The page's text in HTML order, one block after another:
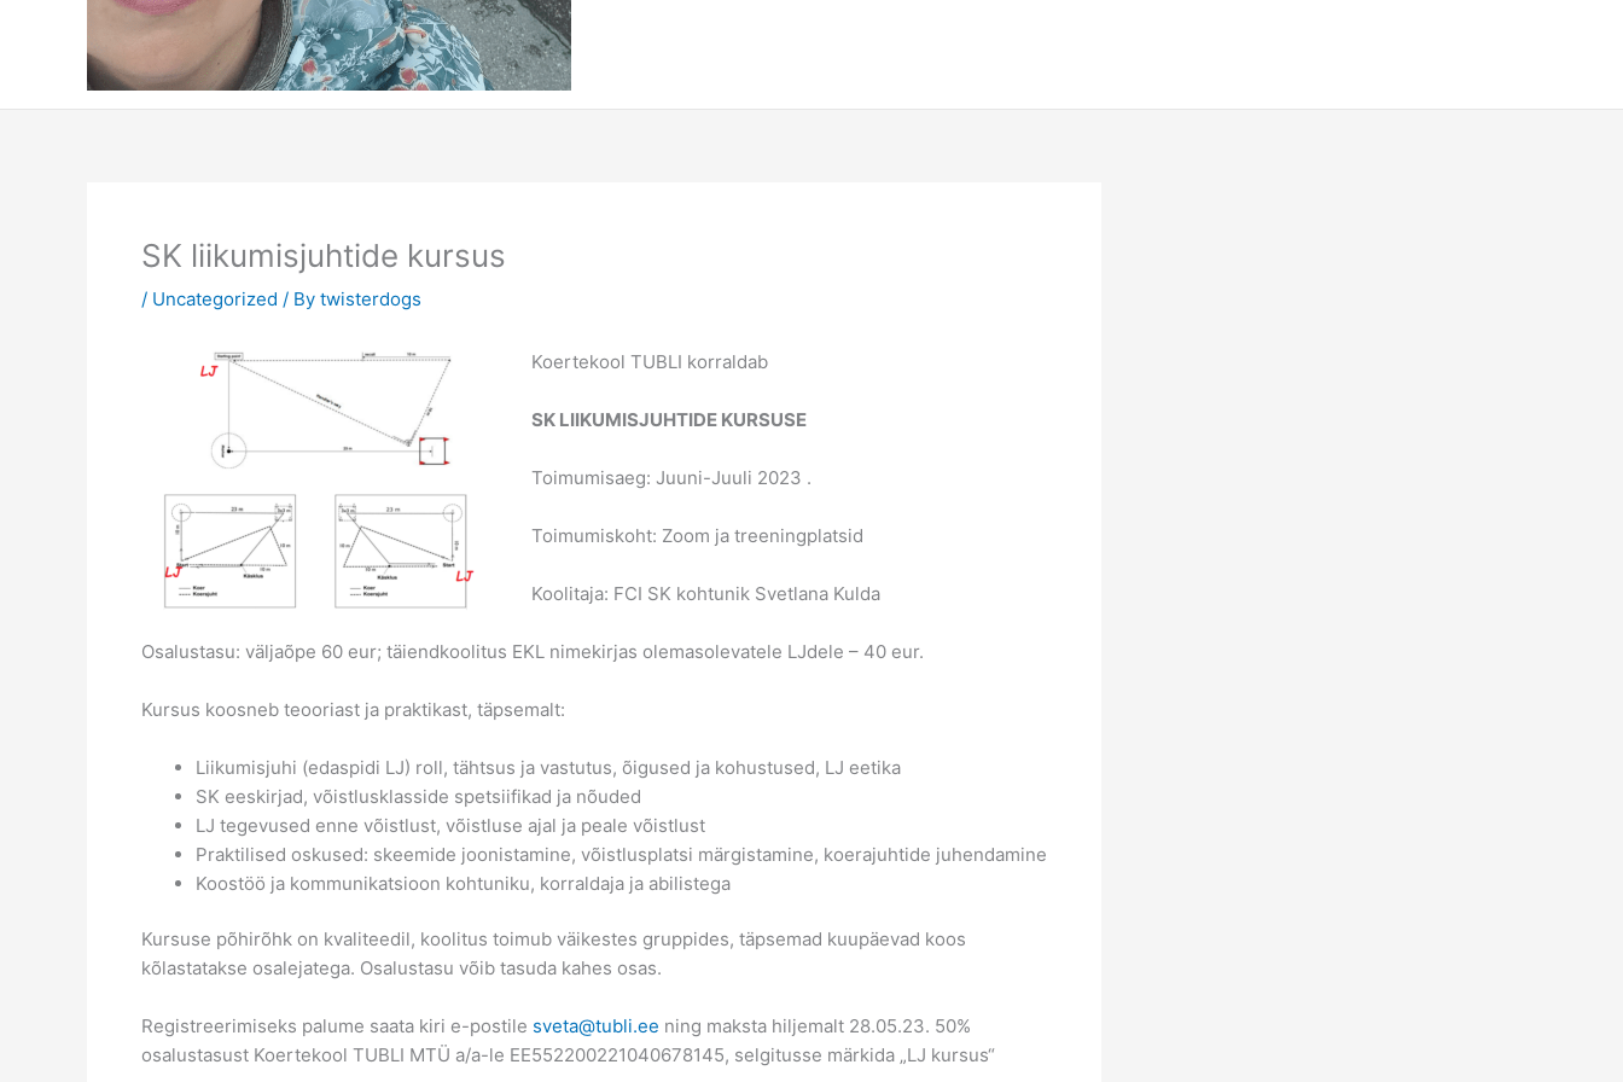
SK liikumisjuhtide kursus
/ Uncategorized / By twisterdogs
Koertekool TUBLI korraldab
SK LIIKUMISJUHTIDE KURSUSE
Toimumisaeg: Juuni-Juuli 2023 .
Toimumiskoht: Zoom ja treeningplatsid
Koolitaja: FCI SK kohtunik Svetlana Kulda
Osalustasu: väljaõpe 60 eur; täiendkoolitus EKL nimekirjas olemasolevatele LJdele – 40 eur.
Kursus koosneb teooriast ja praktikast, täpsemalt:
Liikumisjuhi (edaspidi LJ) roll, tähtsus ja vastutus, õigused ja kohustused, LJ eetika
SK eeskirjad, võistlusklasside spetsiifikad ja nõuded
LJ tegevused enne võistlust, võistluse ajal ja peale võistlust
Praktilised oskused: skeemide joonistamine, võistlusplatsi märgistamine, koerajuhtide juhendamine
Koostöö ja kommunikatsioon kohtuniku, korraldaja ja abilistega
Kursuse põhirõhk on kvaliteedil, koolitus toimub väikestes gruppides, täpsemad kuupäevad koos
kõlastatakse osalejatega. Osalustasu võib tasuda kahes osas.
Registreerimiseks palume saata kiri e-postile sveta@tubli.ee ning maksta hiljemalt 28.05.23. 50%
osalustasust Koertekool TUBLI MTÜ a/a-le EE552200221040678145, selgitusse märkida „LJ kursus“